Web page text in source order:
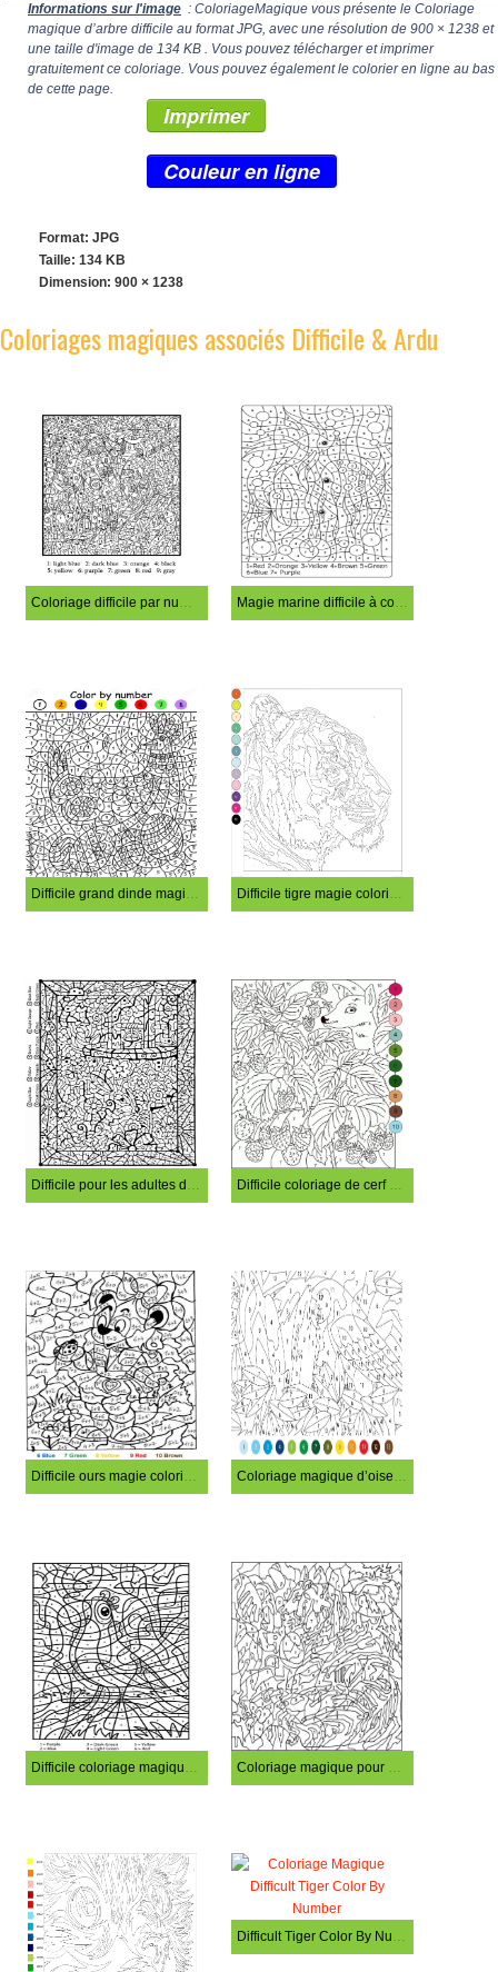
Informations sur l'image : ColoriageMagique vous présente le Coloriage
magique d’arbre difficile au format JPG, avec une résolution de 900 × 1238 et
une taille d'image de 134 KB . Vous pouvez télécharger et imprimer
gratuitement ce coloriage. Vous pouvez également le colorier en ligne au bas
de cette page.
Imprimer
Couleur en ligne
Format: JPG
Taille: 134 KB
Dimension: 900 × 1238
Coloriages magiques associés Difficile & Ardu
Coloriage difficile par numéro Magie marine difficile à colorier
Difficile grand dinde magie coloriage Difficile tigre magie coloriage
Difficile pour les adultes de colorier magiquement Difficile coloriage de cerf magique
Difficile ours magie coloriage Coloriage magique d’oiseaux difficiles
Difficile coloriage magique de perroquet Coloriage magique pour adultes et avancés
Difficult Tiger Color By Number